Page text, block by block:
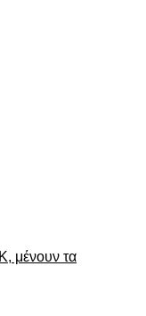
μένουν τα